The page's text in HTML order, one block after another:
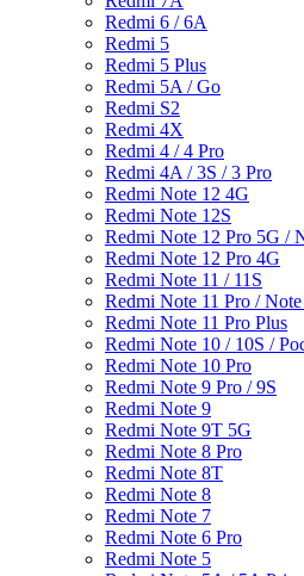
Redmi 6 / 6A
Redmi 5
Redmi 5 Plus
Redmi 5A / Go
Redmi S2
Redmi 4X
Redmi 4 / 4 Pro
Redmi 4A / 3S / 3 Pro
Redmi Note 12 4G
Redmi Note 12S
Redmi Note 12 Pro 5G /
Redmi Note 12 Pro 4G
Redmi Note 11 / 11S
Redmi Note 11 Pro /
Redmi Note 11 Pro Plus
Redmi Note 10 / 10S /
Redmi Note 10 Pro
Redmi Note 9 Pro / 9S
Redmi Note 9
Redmi Note 9T 5G
Redmi Note 8 Pro
Redmi Note 8T
Redmi Note 8
Redmi Note 7
Redmi Note 6 Pro
Redmi Note 5